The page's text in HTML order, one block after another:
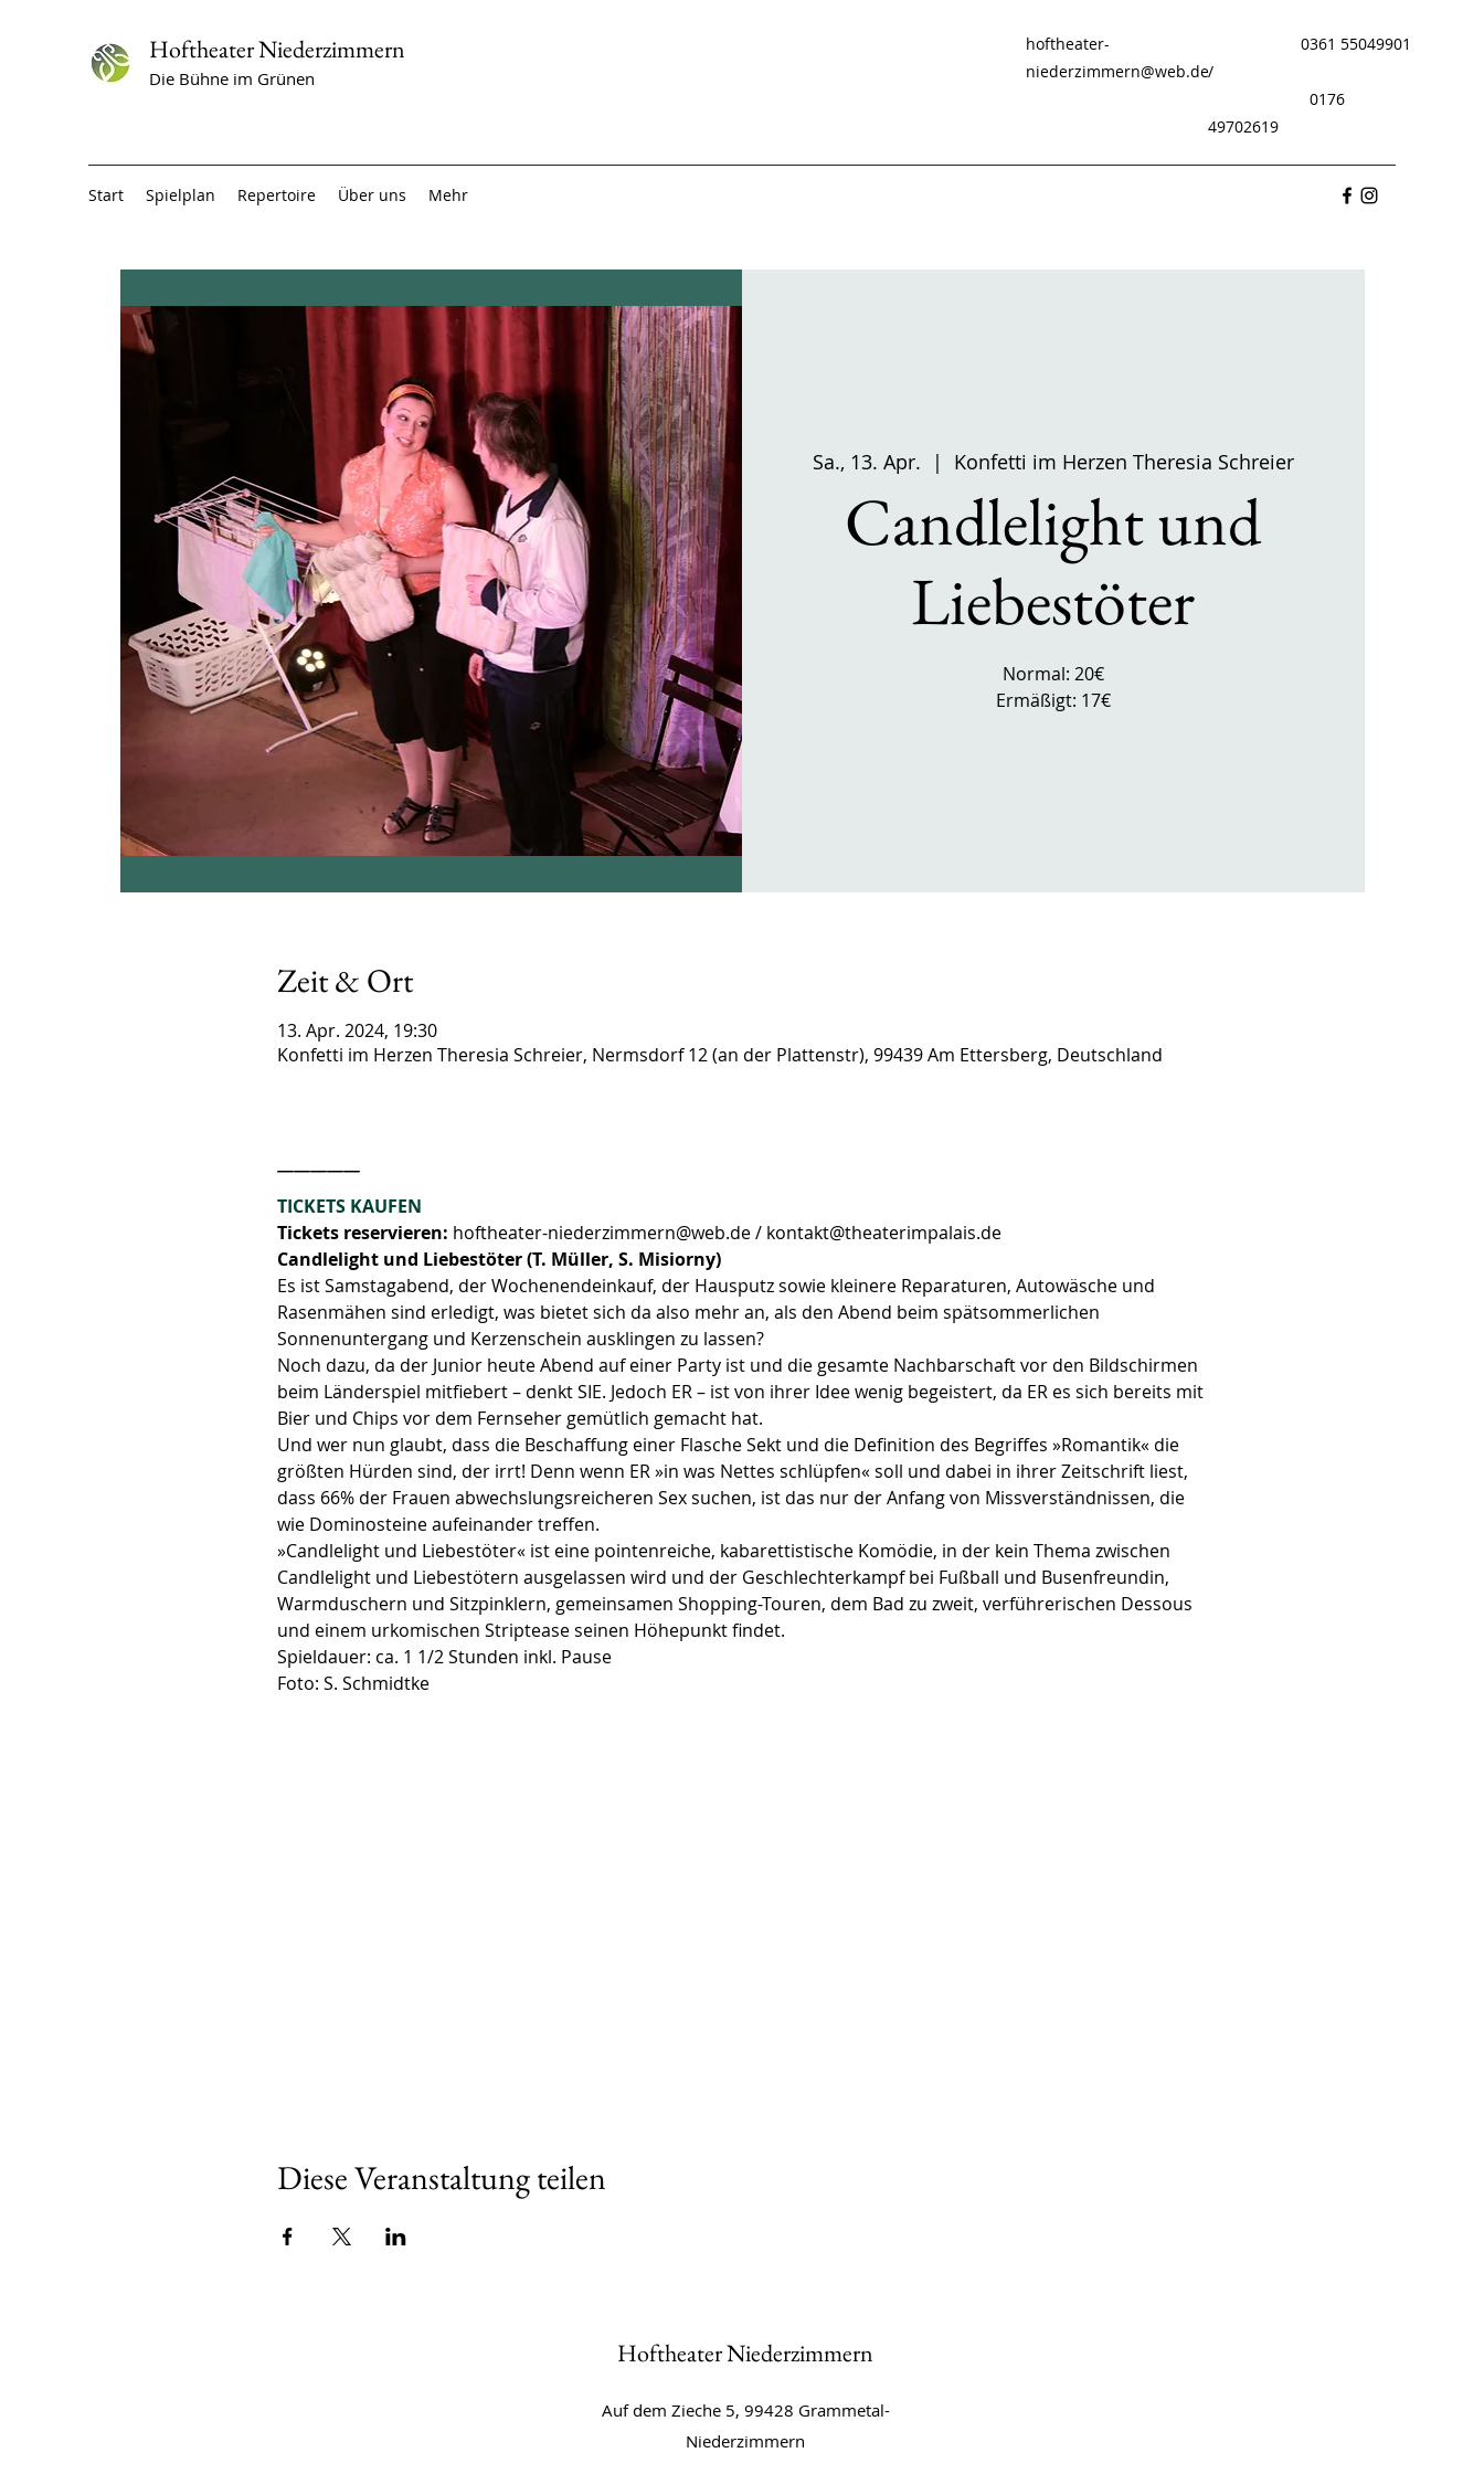
Hoftheater Niederzimmern
Die Bühne im Grünen
hoftheater-
niederzimmern@web.de
0361 55049901
/
0176
49702619
Start Spielplan Repertoire Über uns Mehr
Sa., 13. Apr.
  |
Konfetti im Herzen Theresia Schreier
Candlelight und
Liebestöter
Normal: 20€
Ermäßigt: 17€
Zeit & Ort
13. Apr. 2024, 19:30
Konfetti im Herzen Theresia Schreier, Nermsdorf 12 (an der Plattenstr), 99439 Am Ettersberg, Deutschland
TICKETS KAUFEN
Tickets reservieren: hoftheater-niederzimmern@web.de / kontakt@theaterimpalais.de
Candlelight und Liebestöter (T. Müller, S. Misiorny)
Es ist Samstagabend, der Wochenendeinkauf, der Hausputz sowie kleinere Reparaturen, Autowäsche und
Rasenmähen sind erledigt, was bietet sich da also mehr an, als den Abend beim spätsommerlichen
Sonnenuntergang und Kerzenschein ausklingen zu lassen?
Noch dazu, da der Junior heute Abend auf einer Party ist und die gesamte Nachbarschaft vor den Bildschirmen
beim Länderspiel mitfiebert – denkt SIE. Jedoch ER – ist von ihrer Idee wenig begeistert, da ER es sich bereits mit
Bier und Chips vor dem Fernseher gemütlich gemacht hat.
Und wer nun glaubt, dass die Beschaffung einer Flasche Sekt und die Definition des Begriffes »Romantik« die
größten Hürden sind, der irrt! Denn wenn ER »in was Nettes schlüpfen« soll und dabei in ihrer Zeitschrift liest,
dass 66% der Frauen abwechslungsreicheren Sex suchen, ist das nur der Anfang von Missverständnissen, die
wie Dominosteine aufeinander treffen.
»Candlelight und Liebestöter« ist eine pointenreiche, kabarettistische Komödie, in der kein Thema zwischen
Candlelight und Liebestötern ausgelassen wird und der Geschlechterkampf bei Fußball und Busenfreundin,
Warmduschern und Sitzpinklern, gemeinsamen Shopping-Touren, dem Bad zu zweit, verführerischen Dessous
und einem urkomischen Striptease seinen Höhepunkt findet.
Spieldauer: ca. 1 1/2 Stunden inkl. Pause
Foto: S. Schmidtke
Diese Veranstaltung teilen
Hoftheater Niederzimmern
Auf dem Zieche 5, 99428 Grammetal-
Niederzimmern